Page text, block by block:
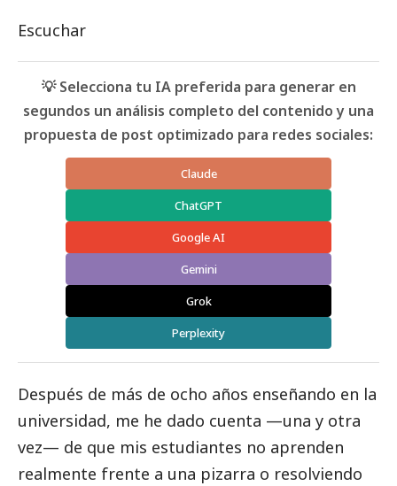
Escuchar
💡 Selecciona tu IA preferida para generar en
segundos un análisis completo del contenido y una
propuesta de post optimizado para redes sociales:
Claude
ChatGPT
Google AI
Gemini
Grok
Perplexity
Después de más de ocho años enseñando en la
universidad, me he dado cuenta —una y otra
vez— de que mis estudiantes no aprenden
realmente frente a una pizarra o resolviendo